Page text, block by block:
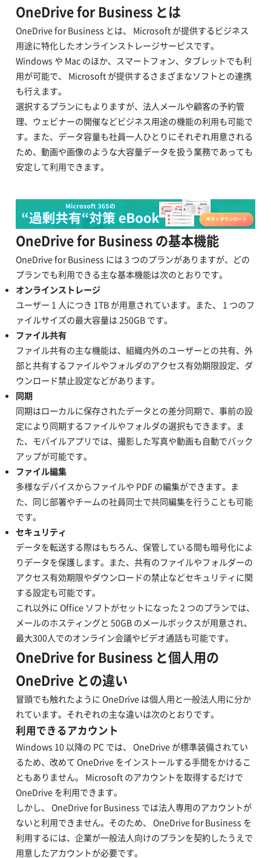
OneDrive for Business とは
OneDrive for Business とは、 Microsoft が提供するビジネス
用途に特化したオンラインストレージサービスです。
Windows や Mac のほか、スマートフォン、タブレットでも利
用が可能で、 Microsoft が提供するさまざまなソフトとの連携
も行えます。
選択するプランにもよりますが、法人メールや顧客の予約管
理、ウェビナーの開催などビジネス用途の機能の利用も可能で
す。また、データ容量も社員一人ひとりにそれぞれ用意される
ため、動画や画像のような大容量データを扱う業務であっても
安定して利用できます。
OneDrive for Business の基本機能
OneDrive for Business には 3 つのプランがありますが、どの
プランでも利用できる主な基本機能は次のとおりです。
オンラインストレージ
ユーザー 1 人につき 1TB が用意されています。また、 1 つのフ
ァイルサイズの最大容量は 250GB です。
ファイル共有
ファイル共有の主な機能は、組織内外のユーザーとの共有、外
部と共有するファイルやフォルダのアクセス有効期限設定、ダ
ウンロード禁止設定などがあります。
同期
同期はローカルに保存されたデータとの差分同期で、事前の設
定により同期するファイルやフォルダの選択もできます。ま
た、モバイルアプリでは、撮影した写真や動画も自動でバック
アップが可能です。
ファイル編集
多様なデバイスからファイルや PDF の編集ができます。ま
た、同じ部署やチームの社員同士で共同編集を行うことも可能
です。
セキュリティ
データを転送する際はもちろん、保管している間も暗号化によ
りデータを保護します。また、共有のファイルやフォルダーの
アクセス有効期限やダウンロードの禁止などセキュリティに関
する設定も可能です。
これ以外に Office ソフトがセットになった 2 つのプランでは、
メールのホスティングと 50GB のメールボックスが用意され、
最大300人でのオンライン会議やビデオ通話も可能です。
OneDrive for Business と個人用の
OneDrive との違い
冒頭でも触れたように OneDrive は個人用と一般法人用に分か
れています。それぞれの主な違いは次のとおりです。
利用できるアカウント
Windows 10 以降の PC では、 OneDrive が標準装備されてい
るため、改めて OneDrive をインストールする手間をかけるこ
ともありません。 Microsoft のアカウントを取得するだけで
OneDrive を利用できます。
しかし、 OneDrive for Business では法人専用のアカウントが
ないと利用できません。そのため、 OneDrive for Business を
利用するには、企業が一般法人向けのプランを契約したうえで
用意したアカウントが必要です。